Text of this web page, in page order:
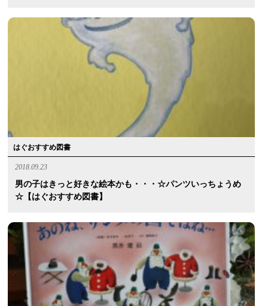
はぐおすすめ図書
2018.09.23
男の子はきっと好きな絵本かも・・・☆パンツいっちょうめ
☆【はぐおすすめ図書】